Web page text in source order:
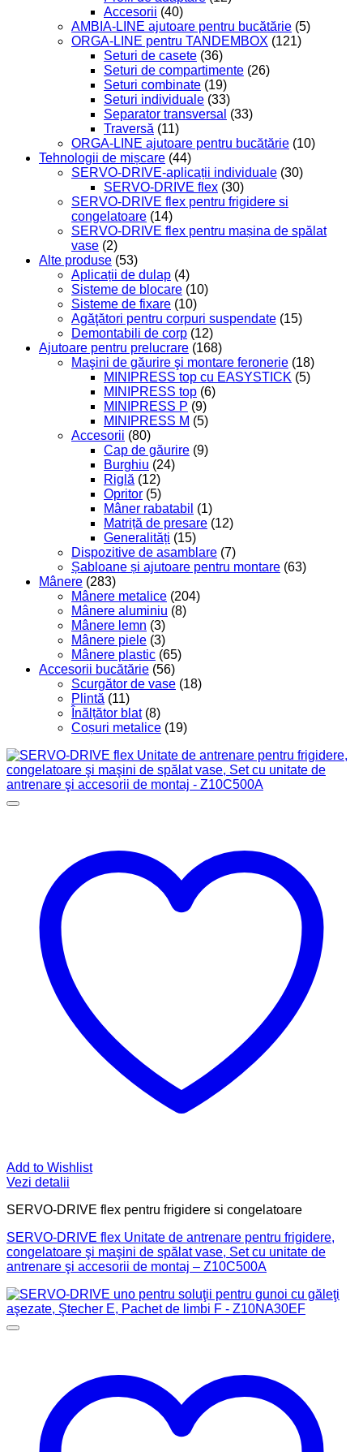
Accesorii (40)
AMBIA-LINE ajutoare pentru bucătărie (5)
ORGA-LINE pentru TANDEMBOX (121)
Seturi de casete (36)
Seturi de compartimente (26)
Seturi combinate (19)
Seturi individuale (33)
Separator transversal (33)
Traversă (11)
ORGA-LINE ajutoare pentru bucătărie (10)
Tehnologii de mișcare (44)
SERVO-DRIVE-aplicații individuale (30)
SERVO-DRIVE flex (30)
SERVO-DRIVE flex pentru frigidere si
congelatoare (14)
SERVO-DRIVE flex pentru mașina de spălat
vase (2)
Alte produse (53)
Aplicații de dulap (4)
Sisteme de blocare (10)
Sisteme de fixare (10)
Agăţători pentru corpuri suspendate (15)
Demontabili de corp (12)
Ajutoare pentru prelucrare (168)
Maşini de găurire şi montare feronerie (18)
MINIPRESS top cu EASYSTICK (5)
MINIPRESS top (6)
MINIPRESS P (9)
MINIPRESS M (5)
Accesorii (80)
Cap de găurire (9)
Burghiu (24)
Riglă (12)
Opritor (5)
Mâner rabatabil (1)
Matriță de presare (12)
Generalități (15)
Dispozitive de asamblare (7)
Șabloane și ajutoare pentru montare (63)
Mânere (283)
Mânere metalice (204)
Mânere aluminiu (8)
Mânere lemn (3)
Mânere piele (3)
Mânere plastic (65)
Accesorii bucătărie (56)
Scurgător de vase (18)
Plintă (11)
Înălțător blat (8)
Coșuri metalice (19)
Add to Wishlist
Vezi detalii
SERVO-DRIVE flex pentru frigidere si congelatoare
SERVO-DRIVE flex Unitate de antrenare pentru frigidere,
congelatoare şi maşini de spălat vase, Set cu unitate de
antrenare şi accesorii de montaj – Z10C500A